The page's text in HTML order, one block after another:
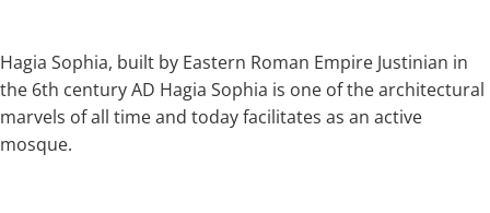
Hagia Sophia, built by Eastern Roman Empire Justinian in
the 6th century AD Hagia Sophia is one of the architectural
marvels of all time and today facilitates as an active
mosque.